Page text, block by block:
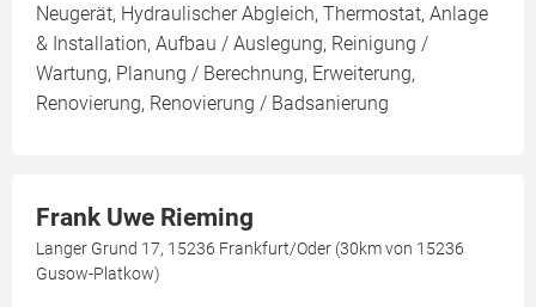
Neugerät, Hydraulischer Abgleich, Thermostat, Anlage
& Installation, Aufbau / Auslegung, Reinigung /
Wartung, Planung / Berechnung, Erweiterung,
Renovierung, Renovierung / Badsanierung
Frank Uwe Rieming
Langer Grund 17, 15236 Frankfurt/Oder (30km von 15236
Gusow-Platkow)